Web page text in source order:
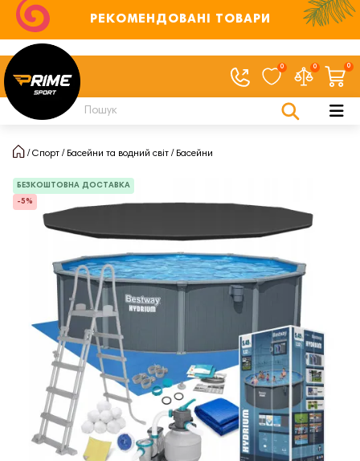
РЕКОМЕНДОВАНІ ТОВАРИ
0 0 0
Спорт Басейни та водний світ Басейни
БЕЗКОШТОВНА ДОСТАВКА
-5%